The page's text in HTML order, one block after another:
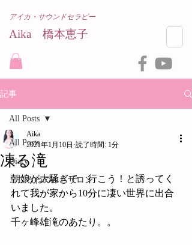
Aika 橋本恵子​
アイカ・サウンドセラピー
記事
All Posts
Diary
こころねのみちサロン
All Posts
凍る滝
Aika
2021年1月10日 読了時間: 1分
朝娘が大騒ぎで　行こう！と誘ってく
れて我が家から10分に凄い世界に出合
いました。
千ヶ峰雄滝のあたり。。